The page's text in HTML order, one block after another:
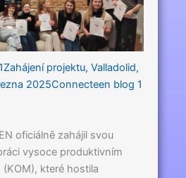
projektu, Valladolid,
2025Connecteen blog 1
oficiálně zahájil svou
vysoce produktivním
které hostila